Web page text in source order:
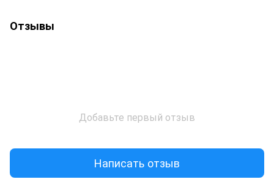
Отзывы
Добавьте первый отзыв
Написать отзыв